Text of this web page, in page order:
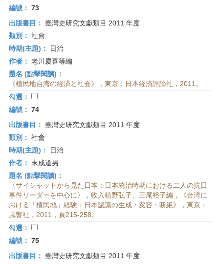
編號： 73
出版書目： 臺灣史研究文獻類目 2011 年度
類別： 社會
時期(主題)：
日治
作者： 老川慶喜等編
題名 (點擊閱讀)：
《植民地台湾の経済と社会》，東京：日本経済評論社，2011。
勾選：
編號： 74
出版書目： 臺灣史研究文獻類目 2011 年度
類別： 社會
時期(主題)：
日治
作者： 末成道男
題名 (點擊閱讀)：
〈サイシャットから見た日本：日本統治時期における二人の抗日
事件リーダーを中心に〉，收入植野弘子、三尾裕子編，《台湾に
おける「植民地」経験：日本認識の生成・変容・断絶》，東京：
風響社，2011，頁215-258。
勾選：
編號： 75
出版書目： 臺灣史研究文獻類目 2011 年度